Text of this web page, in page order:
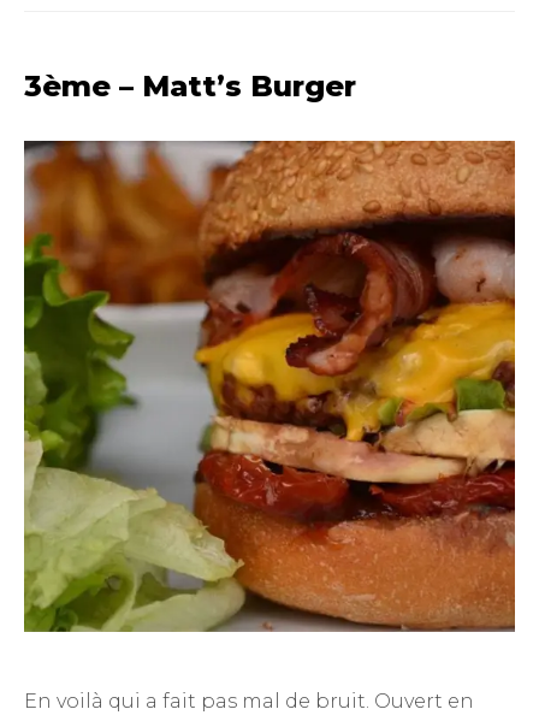
3ème – Matt’s Burger
En voilà qui a fait pas mal de bruit. Ouvert en